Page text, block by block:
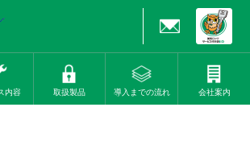
内容 取扱製品 導入までの流れ 会社案内